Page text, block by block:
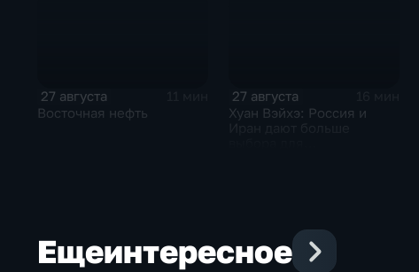
27 августа
Восточная нефть
27 августа
Хуан Вэйхэ: Россия и
Ещеинтересное